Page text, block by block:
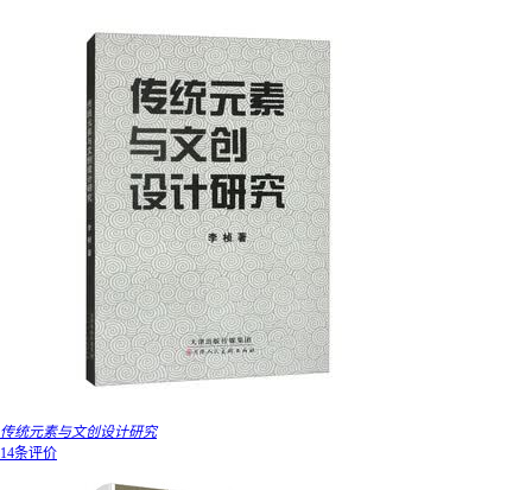
传统元素与文创设计研究
14条评价